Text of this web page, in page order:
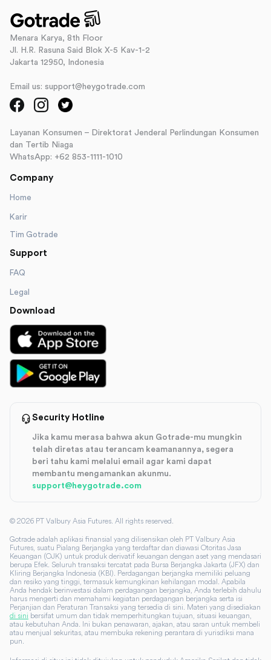
Menara Karya, 8th Floor
Jl. H.R. Rasuna Said Blok X-5 Kav-1-2
Jakarta 12950, Indonesia
Email us: support@heygotrade.com
Layanan Konsumen – Direktorat Jenderal Perlindungan Konsumen
dan Tertib Niaga
WhatsApp: +62 853-1111-1010
Company
Home
Karir
Tim Gotrade
Support
FAQ
Legal
Download
Security Hotline
Jika kamu merasa bahwa akun Gotrade-mu mungkin
telah diretas atau terancam keamanannya, segera
beri tahu kami melalui email agar kami dapat
membantu mengamankan akunmu.
support@heygotrade.com
© 2026 PT Valbury Asia Futures. All rights reserved.
Gotrade adalah aplikasi finansial yang dilisensikan oleh PT Valbury Asia
Futures, suatu Pialang Berjangka yang terdaftar dan diawasi Otoritas Jasa
Keuangan (OJK) untuk produk derivatif keuangan dengan aset yang mendasari
berupa Efek. Seluruh transaksi tercatat pada Bursa Berjangka Jakarta (JFX) dan
Kliring Berjangka Indonesia (KBI). Perdagangan berjangka memiliki peluang
dan resiko yang tinggi, termasuk kemungkinan kehilangan modal. Apabila
Anda hendak berinvestasi dalam perdagangan berjangka, Anda terlebih dahulu
harus mengerti dan memahami kegiatan perdagangan berjangka serta isi
Perjanjian dan Peraturan Transaksi yang tersedia di sini. Materi yang disediakan
di sini bersifat umum dan tidak memperhitungkan tujuan, situasi keuangan,
atau kebutuhan Anda. Ini bukan penawaran, ajakan, atau saran untuk membeli
atau menjual sekuritas, atau membuka rekening perantara di yurisdiksi mana
pun.